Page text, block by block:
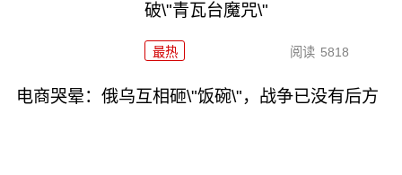
破\"青瓦台魔咒\"
最热 阅读 5818
电商哭晕：俄乌互相砸\"饭碗\"，战争已没有后方